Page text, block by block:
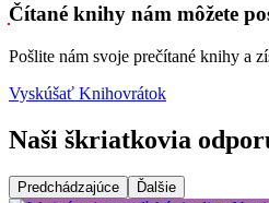
Čítané knihy nám môžete
Pošlite nám svoje prečítané knihy a
Vyskúšať Knihovrátok
Naši škriatkovia
Predchádzajúce Ďalšie